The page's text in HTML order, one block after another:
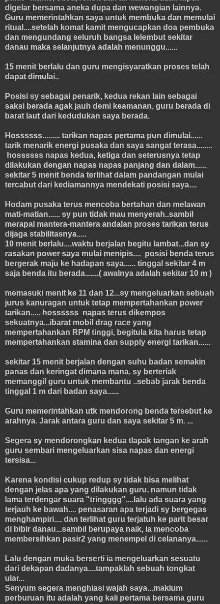
digelar bersama aneka dupa dan wewangian lainnya.
Guru memerintahkan saya untuk membuka dan memulai
ritual....setelah komat kamit mengucapkan doa pembuka
dan mengundang seluruh bangsa lelembut sekitar
danau maka selanjutnya adalah menunggu......
15 menit berlalu dan guru mengisyaratkan proses telah
dapat dimulai..
Posisi sy sebagai penarik, kedua rekan lain sebagai
saksi berada agak jauh demi keamanan, guru berada di
barat laut dari kedudukan saya berada.
Hossssss......... tarikan napas pertama pun dimulai......
tarik menarik energi pusaka dan saya sangat terasa........
hossssss napas kedua, ketiga dan seterusnya tetap
dilakukan dengan napas napas panjang dan dalam......
sekitar 5 menit benda terlihat dalam pandangan mulai
tercabut dari kediamannya mendekati posisi saya....
Hodam pusaka terus mencoba bertahan dan melawan
mati-matian...... sy pun tidak mau menyerah..sambil
merapal mantera-mantera andalan proses tarikan terus
dijaga stabilitasnya.....
10 menit berlalu....waktu berjalan begitu lambat...dan sy
rasakan power saya mulai menipis.... posisi benda terus
bergerak maju ke hadapan saya...... tinggal sekitar 4 m
saja benda itu berada.......( awalnya adalah sekitar 10 m )
memasuki menit ke 11 dan 12...sy mengeluarkan sebuah
jurus kanuragan untuk tetap mempertahankan power
tarikan..... hossssss napas terus dikempos
sekuatnya...ibarat mobil drag race yang
mempertahankan RPM tinggi, begitula kita harus tetap
mempertahankan stamina dan supply energi tarikan......
sekitar 15 menit berjalan dengan suhu badan semakin
panas dan keringat dimana mana, sy berteriak
memanggil guru untuk membantu ..sebab jarak benda
tinggal 1 m dari badan saya......
Guru memerintahkan utk mendorong benda tersebut ke
arahnya. Jarak antara guru dan saya sekitar 5 m. ...
Segera sy mendorongkan kedua tlapak tangan ke arah
guru sembari mengeluarkan sisa napas dan energi
tersisa...
Karena kondisi cukup redup sy tidak bisa melihat
dengan jelas apa yang dilakukan guru, namun tidak
lama terdengar suara "tringggg"....lalu ada suara yang
terjauh ke bawah.... penasaran apa terjadi sy bergegas
menghampiri.... dan terlihat guru terjatuh ke parit besar
di bibir danau...sambil berupaya naik, ia mencoba
membersihkan pasir2 yang menempel di celananya......
Lalu dengan muka berserti ia mengeluarkan sesuatu
dari dekapan dadanya....tampaklah sebuah tongkat
ular...
Senyum segera menghiasi wajah saya...maklum
perburuan itu adalah yang kali pertama bersama guru